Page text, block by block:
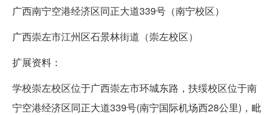
广西南宁空港经济区同正大道339号（南宁校区）
广西崇左市江州区石景林街道（崇左校区）
扩展资料：
学校崇左校区位于广西崇左市环城东路，扶绥校区位于南
宁空港经济区同正大道339号(南宁国际机场西28公里)，毗